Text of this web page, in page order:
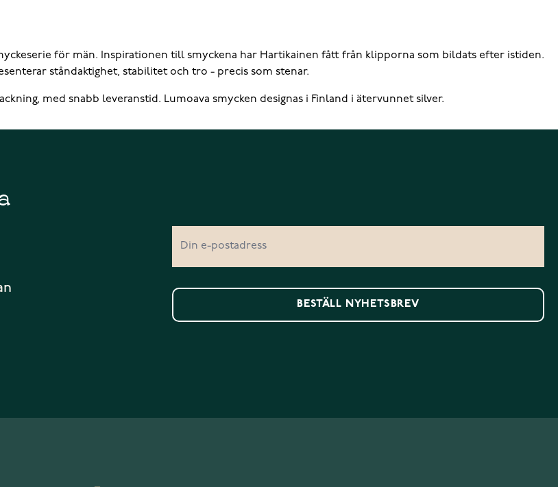
för män. Inspirationen till smyckena har Hartikainen fått från klipporna som bildats efter istiden.
ståndaktighet, stabilitet och tro - precis som stenar.
med snabb leveranstid. Lumoava smycken designas i Finland i ätervunnet silver.
BESTÄLL NYHETSBREV